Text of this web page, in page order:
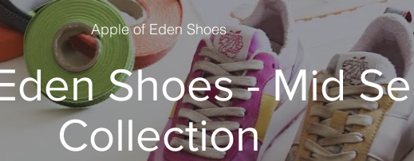
Apple of Eden Shoes
- Mid Season
Collection